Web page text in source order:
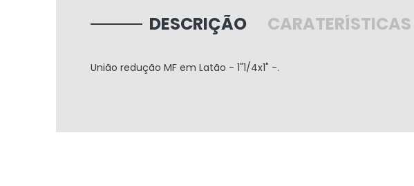
DESCRIÇÃO CARATERÍSTICAS
União redução MF em Latão - 1"1/4x1" -.